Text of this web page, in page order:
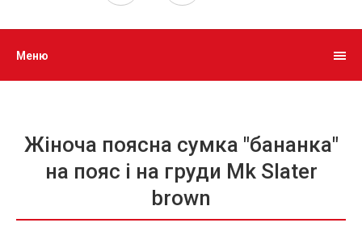
Меню
Жіноча поясна сумка "бананка"
на пояс і на груди Мk Slater
brown